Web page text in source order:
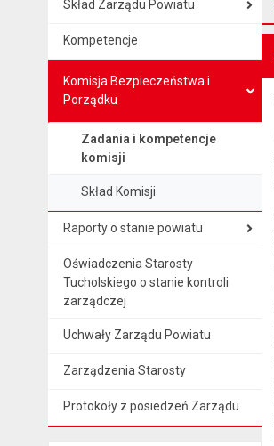
Skład Zarządu Powiatu
Kompetencje
Komisja Bezpieczeństwa i
Porządku
Zadania i kompetencje
komisji
Skład Komisji
Raporty o stanie powiatu
Oświadczenia Starosty
Tucholskiego o stanie kontroli
zarządczej
Uchwały Zarządu Powiatu
Zarządzenia Starosty
Protokoły z posiedzeń Zarządu